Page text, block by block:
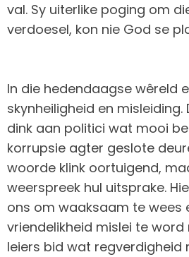
val. Sy uiterlike poging om
verdoesel, kon nie God se
In die hedendaagse wêreld
skynheiligheid en
dink aan politici wat mooi
korrupsie agter geslote
woorde klink oortuigend,
weerspreek hul uitsprake.
ons om waaksaam te wees
vriendelikheid mislei te word
leiers bid wat regverdigheid